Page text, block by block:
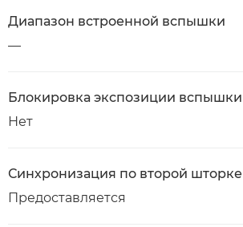
Диапазон встроенной вспышки
—
Блокировка экспозиции вспышки
Нет
Синхронизация по второй шторке
Предоставляется